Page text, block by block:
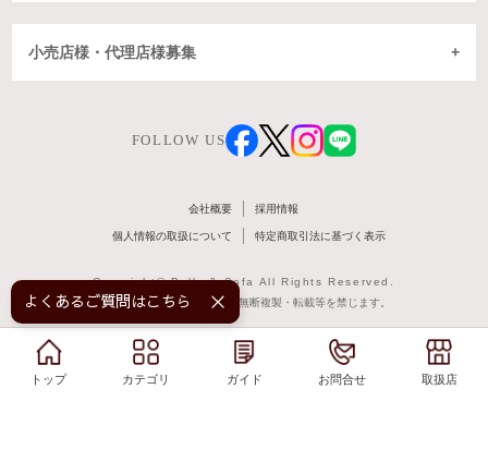
トップ カテゴリ ガイド お問合せ 取扱店
小売店様・代理店様募集
FOLLOW US
会社概要 採用情報
個人情報の取扱について 特定商取引法に基づく表示
Copyright© Belle & Sofa All Rights Reserved.
掲載記事・写真・図表などの無断複製・転載等を禁じます。
トップ カテゴリ ガイド お問合せ 取扱店
よくあるご質問はこちら！